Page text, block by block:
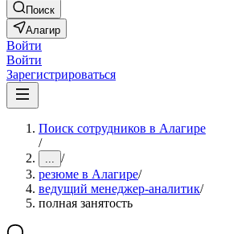
Поиск
Алагир
Войти
Войти
Зарегистрироваться
Поиск сотрудников в Алагире
/
... /
резюме в Алагире/
ведущий менеджер-аналитик/
полная занятость